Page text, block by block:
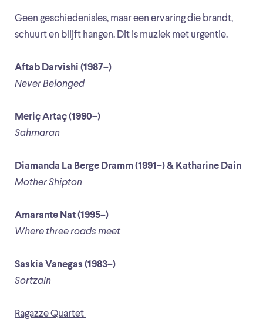
Geen geschiedenisles, maar een ervaring die brandt,
schuurt en blijft hangen. Dit is muziek met urgentie.
Aftab Darvishi (1987–)
Never Belonged
Meriç Artaç (1990–)
Sahmaran
Diamanda La Berge Dramm (1991–) & Katharine Dain
Mother Shipton
Amarante Nat (1995–)
Where three roads meet
Saskia Vanegas (1983–)
Sortzain
Ragazze Quartet